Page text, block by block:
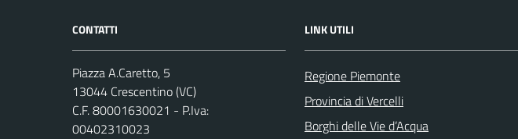
CONTATTI
Piazza A.Caretto, 5
13044 Crescentino (VC)
C.F. 80001630021 - P.Iva:
00402310023
LINK UTILI
Regione Piemonte
Provincia di Vercelli
Borghi delle Vie d’Acqua